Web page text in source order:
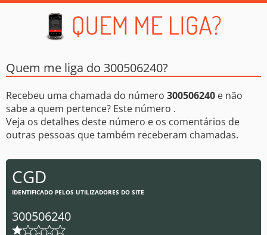
Quem me liga do 300506240?
Recebeu uma chamada do número 300506240 e não
sabe a quem pertence? Este número .
Veja os detalhes deste número e os comentários de
outras pessoas que também receberam chamadas.
CGD
IDENTIFICADO PELOS UTILIZADORES DO SITE
300506240